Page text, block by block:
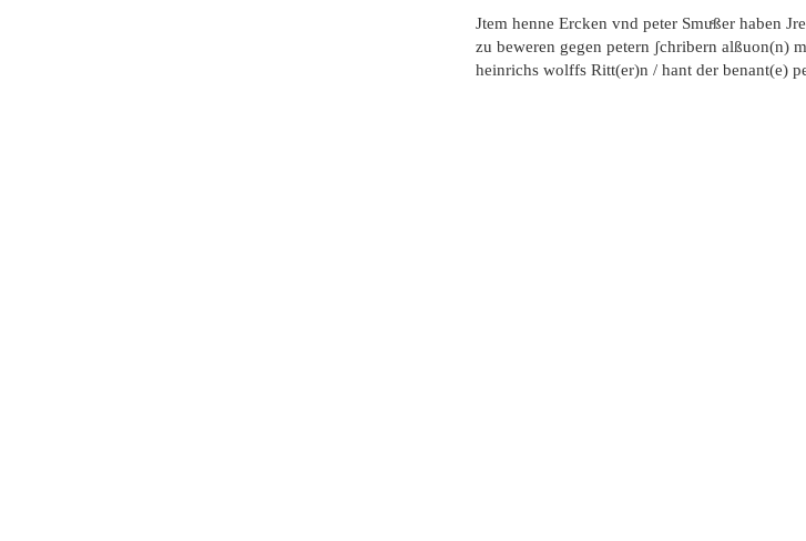
Jtem henne Ercken vnd peter Smuͤßer haben
zu beweren gegen petern ʃchribern alßuon(n)
heinrichs wolffs Ritt(er)n / hant der benant(e)